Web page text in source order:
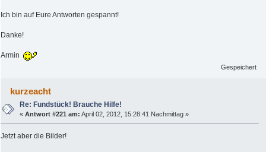
Ich bin auf Eure Antworten gespannt!
Danke!
Armin
Gespeichert
kurzeacht
Re: Fundstück! Brauche Hilfe!
«Antwort #221 am: April 02, 2012, 15:28:41 Nachmittag »
Jetzt aber die Bilder!